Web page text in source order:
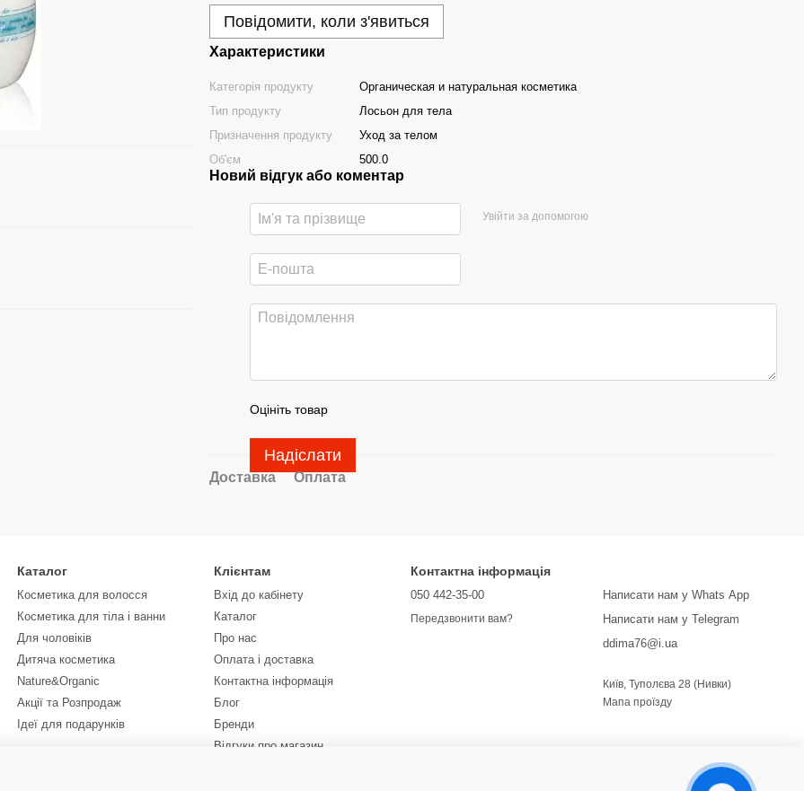
Повідомити, коли з'явиться
Характеристики
Категорія продукту
Органическая и натуральная косметика
Тип продукту
Лосьон для тела
Призначення продукту
Уход за телом
Об'єм
500.0
Новий відгук або коментар
Увійти за допомогою
Оцініть товар
Надіслати
Доставка Оплата
Каталог
Косметика для волосся
Косметика для тіла і ванни
Для чоловіків
Дитяча косметика
Nature&Organic
Акції та Розпродаж
Ідеї для подарунків
Клієнтам
Вхід до кабінету
Каталог
Про нас
Оплата і доставка
Контактна інформація
Блог
Бренди
Відгуки про магазин
Контактна інформація
050 442-35-00
Передзвонити вам?
Написати нам у Whats App
Написати нам у Telegram
ddima76@i.ua
Київ, Туполєва 28 (Нивки)
Мапа проїзду